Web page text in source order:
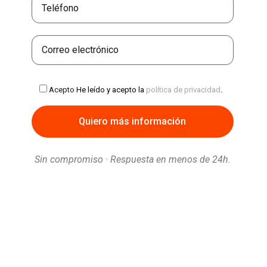
Acepto He leído y acepto la política de privacidad
Sin compromiso · Respuesta en menos de 24h.